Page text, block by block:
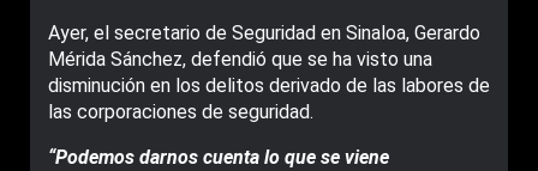
Ayer, el secretario de Seguridad en Sinaloa, Gerardo
Mérida Sánchez, defendió que se ha visto una
disminución en los delitos derivado de las labores de
las corporaciones de seguridad.
“Podemos darnos cuenta lo que se viene